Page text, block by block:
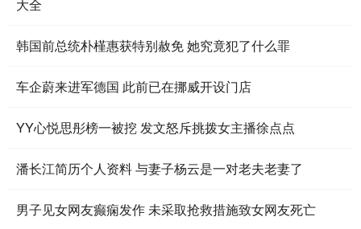
大全
韩国前总统朴槿惠获特别赦免 她究竟犯了什么罪
车企蔚来进军德国 此前已在挪威开设门店
YY心悦思彤榜一被挖 发文怒斥挑拨女主播徐点点
潘长江简历个人资料 与妻子杨云是一对老夫老妻了
男子见女网友癫痫发作 未采取抢救措施致女网友死亡